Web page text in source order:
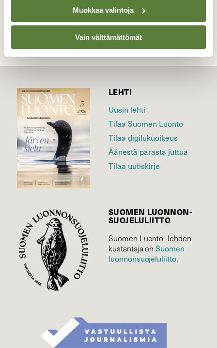
Muokkaa valintoja
Vain välttämättömät
LEHTI
Uusin lehti
Tilaa Suomen Luonto
Tilaa digilukuoikeus
Äänestä parasta juttua
Tilaa uutiskirje
SUOMEN LUONNON­
SUOJELU­LIITTO
Suomen Luonto -lehden
kustantaja onSuomen
luonnonsuojelu­liitto.